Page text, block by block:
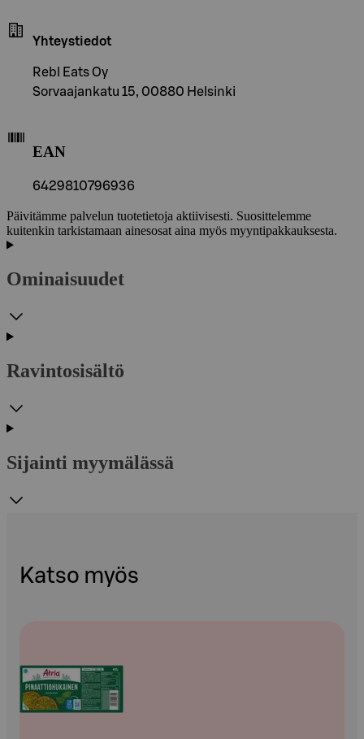
Yhteystiedot
Rebl Eats Oy
Sorvaajankatu 15, 00880 Helsinki
EAN
6429810796936
Päivitämme palvelun tuotetietoja aktiivisesti. Suosittelemme
kuitenkin tarkistamaan ainesosat aina myös myyntipakkauksesta.
Ominaisuudet
Ravintosisältö
Sijainti myymälässä
Katso myös